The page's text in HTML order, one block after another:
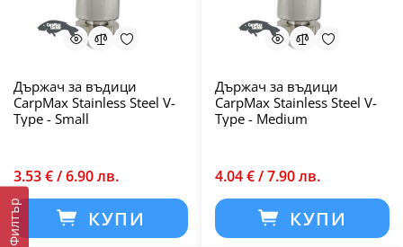
Филтър
Държач за въдици
CarpMax Stainless Steel V-
Type - Small
3.53 € / 6.90 лв.
КУПИ
Държач за въдици
CarpMax Stainless Steel V-
Type - Medium
4.04 € / 7.90 лв.
КУПИ